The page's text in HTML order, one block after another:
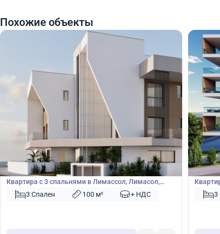
Похожие объекты
525 000
Квартира
Квартира с 3 спальнями в Лимассол, Лимасол,
Кипр № 46234
3 Спален 100 м² + НДС
€550
448503